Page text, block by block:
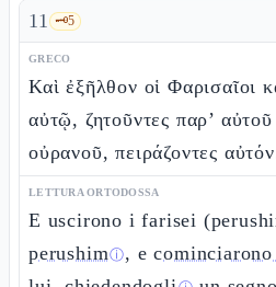
11 🗝️5
GRECO
Καὶ ἐξῆλθον οἱ Φαρισαῖοι
αὐτῷ, ζητοῦντες παρ’
οὐρανοῦ, πειράζοντες
LETTURA ORTODOSSA
E uscirono i farisei
perushimⓘ, e